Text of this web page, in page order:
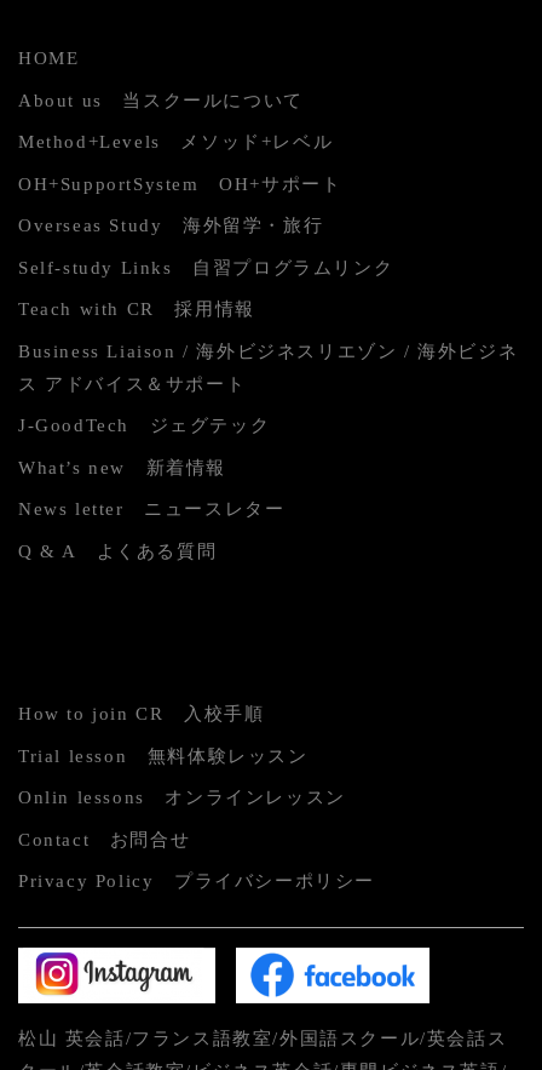
HOME
About us 当スクールについて
Method+Levels メソッド+レベル
OH+SupportSystem OH+サポート
Overseas Study 海外留学・旅行
Self-study Links 自習プログラムリンク
Teach with CR 採用情報
Business Liaison / 海外ビジネスリエゾン / 海外ビジネ
ス アドバイス＆サポート
J-GoodTech ジェグテック
What’s new 新着情報
News letter ニュースレター
Q & A よくある質問
How to join CR 入校手順
Trial lesson 無料体験レッスン
Onlin lessons オンラインレッスン
Contact お問合せ
Privacy Policy プライバシーポリシー
松山 英会話/フランス語教室/外国語スクール/英会話ス